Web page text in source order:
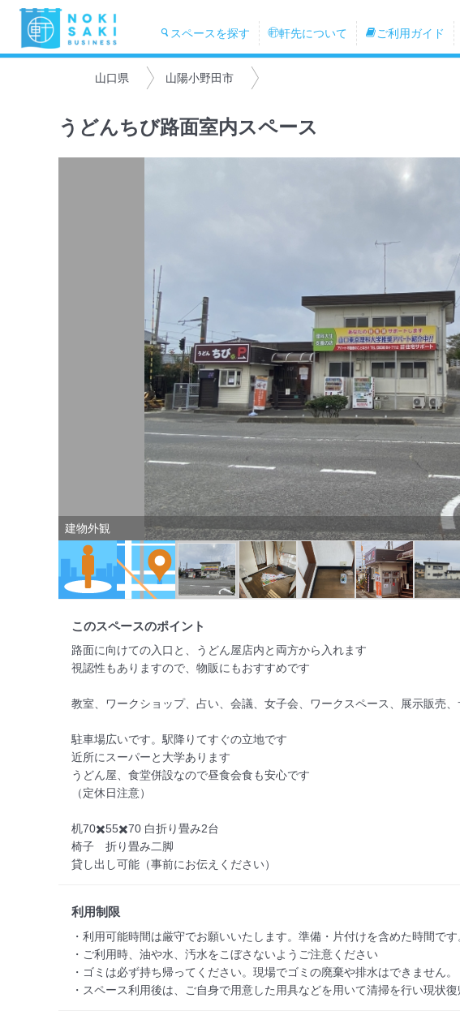
スペースを探す 軒先について ご利用ガイド
山口県 山陽小野田市
うどんちび路面室内スペース
建物外観
このスペースのポイント
路面に向けての入口と、うどん屋店内と両方から入れます
視認性もありますので、物販にもおすすめです
教室、ワークショップ、占い、会議、女子会、ワークスペース、展示販売
駐車場広いです。駅降りてすぐの立地です
近所にスーパーと大学あります
うどん屋、食堂併設なので昼食会食も安心です
（定休日注意）
机70✖️55✖️70 白折り畳み2台
椅子　折り畳み二脚
貸し出し可能（事前にお伝えください）
利用制限
・利用可能時間は厳守でお願いいたします。準備・片付けを含めた時間です
・ご利用時、油や水、汚水をこぼさないようご注意ください
・ゴミは必ず持ち帰ってください。現場でゴミの廃棄や排水はできません。
・スペース利用後は、ご自身で用意した用具などを用いて清掃を行い現状復